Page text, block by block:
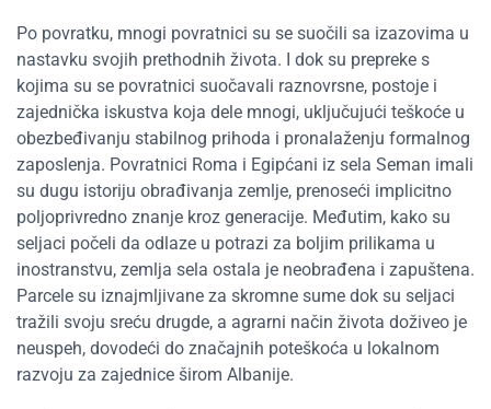
Po povratku, mnogi povratnici su se suočili sa izazovima u
nastavku svojih prethodnih života. I dok su prepreke s
kojima su se povratnici suočavali raznovrsne, postoje i
zajednička iskustva koja dele mnogi, uključujući teškoće u
obezbeđivanju stabilnog prihoda i pronalaženju formalnog
zaposlenja. Povratnici Roma i Egipćani iz sela Seman imali
su dugu istoriju obrađivanja zemlje, prenoseći implicitno
poljoprivredno znanje kroz generacije. Međutim, kako su
seljaci počeli da odlaze u potrazi za boljim prilikama u
inostranstvu, zemlja sela ostala je neobrađena i zapuštena.
Parcele su iznajmljivane za skromne sume dok su seljaci
tražili svoju sreću drugde, a agrarni način života doživeo je
neuspeh, dovodeći do značajnih poteškoća u lokalnom
razvoju za zajednice širom Albanije.